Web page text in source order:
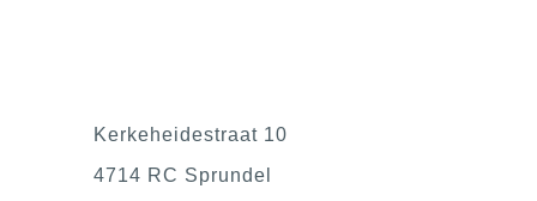
Kerkeheidestraat 10
4714 RC Sprundel